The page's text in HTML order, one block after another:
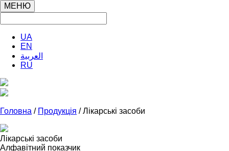
МЕНЮ
UA
EN
العربية
RU
Головна / Продукція / Лікарські засоби
Лікарські засоби
Алфавітний показчик